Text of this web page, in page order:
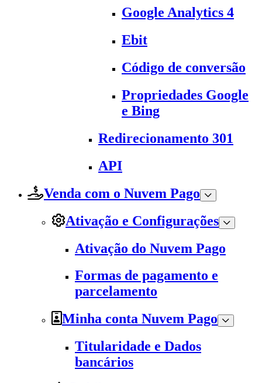
Google Analytics 4
Ebit
Código de conversão
Propriedades Google
e Bing
Redirecionamento 301
API
Venda com o Nuvem Pago
Ativação e Configurações
Ativação do Nuvem Pago
Formas de pagamento e
parcelamento
Minha conta Nuvem Pago
Titularidade e Dados
bancários